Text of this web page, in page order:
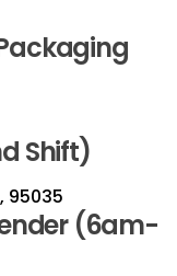
Shift)
95035
(6am-